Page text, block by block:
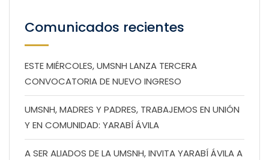
Comunicados recientes
ESTE MIÉRCOLES, UMSNH LANZA TERCERA
CONVOCATORIA DE NUEVO INGRESO
UMSNH, MADRES Y PADRES, TRABAJEMOS EN UNIÓN
Y EN COMUNIDAD: YARABÍ ÁVILA
A SER ALIADOS DE LA UMSNH, INVITA YARABÍ ÁVILA A